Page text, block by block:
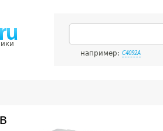
например: C4092A